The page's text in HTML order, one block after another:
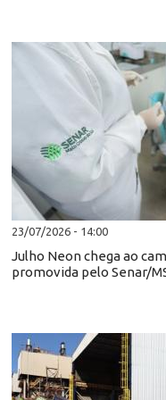
23/07/2026 - 14:00
Julho Neon chega ao
promovida pelo Senar/